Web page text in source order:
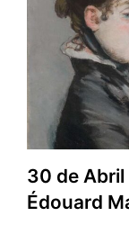
30 de
Édouard